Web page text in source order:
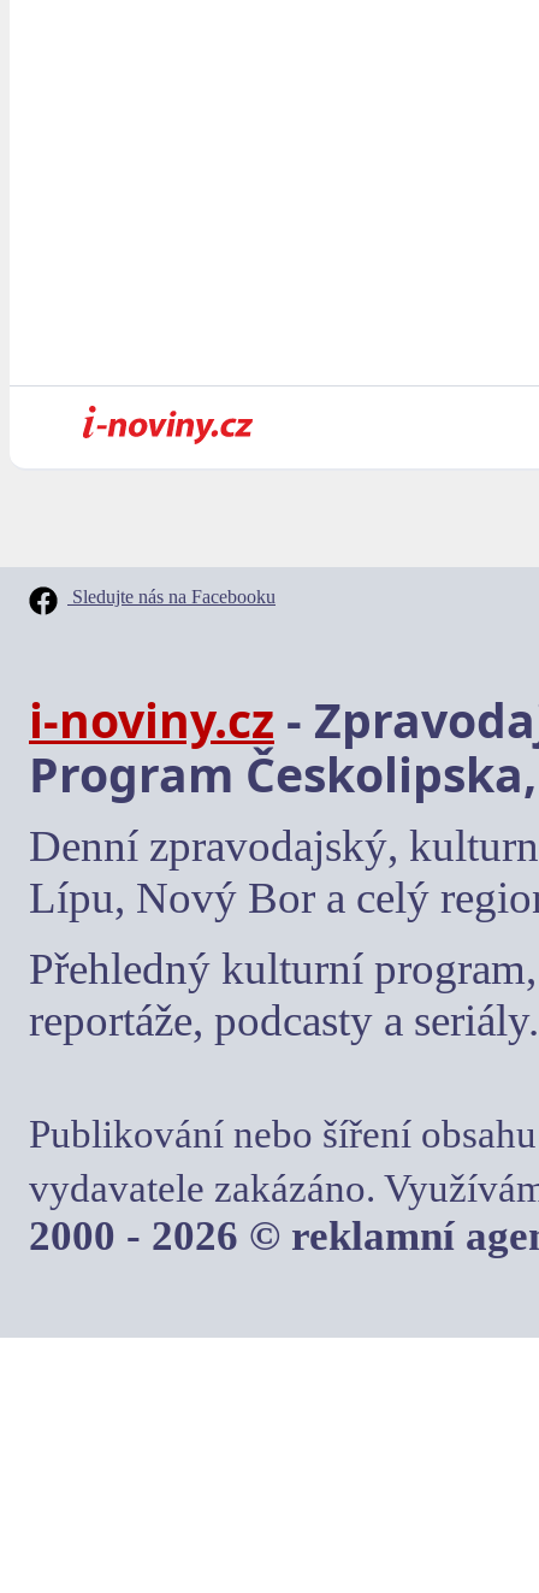
Sledujte nás na Facebooku
i-noviny.cz -
Program
Denní zpravodajský,
Lípu, Nový Bor a celý
Přehledný kulturní
reportáže, podcasty a seriály.
Publikování nebo šíření
vydavatele zakázáno.
2000 - 2026 © reklamní